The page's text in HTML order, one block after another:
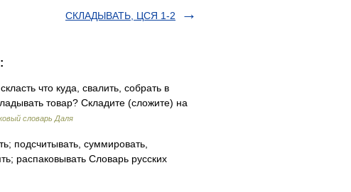
СКЛАДЫВАТЬ, ЦСЯ 1-2
что куда, свалить, собрать в
товар? Складите (сложите) на
словарь Даля
подсчитывать, суммировать,
распаковывать Словарь русских